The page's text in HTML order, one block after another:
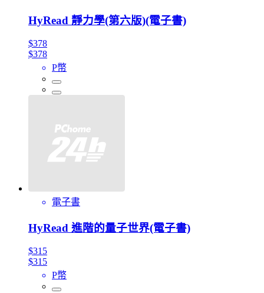
HyRead 靜力學(第六版)(電子書)
$378
$378
P幣
電子書
HyRead 進階的量子世界(電子書)
$315
$315
P幣